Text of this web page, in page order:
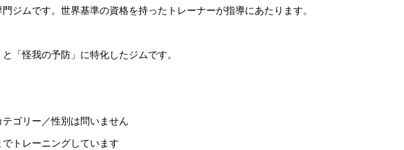
ジムです。世界基準の資格を持ったトレーナーが指導にあたります。
と「怪我の予防」に特化したジムです。
テゴリー／性別は問いません
でトレーニングしています